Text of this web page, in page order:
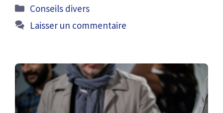
Catégories
Conseils divers
Laisser un commentaire